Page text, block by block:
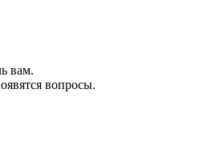
вам.
вопросы.